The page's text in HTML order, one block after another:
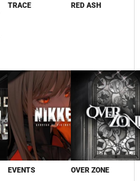
TRACE RED ASH
EVENTS OVER ZONE